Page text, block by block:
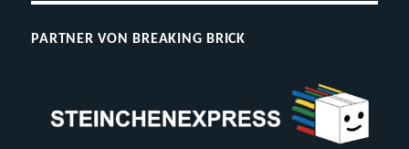
PARTNER VON BREAKING BRICK